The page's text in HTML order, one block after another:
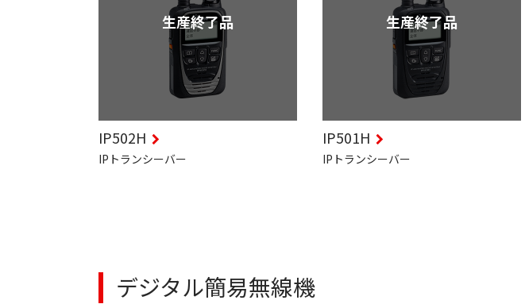
生産終了品
IP502H
IPトランシーバー
生産終了品
IP501H
IPトランシーバー
デジタル簡易無線機